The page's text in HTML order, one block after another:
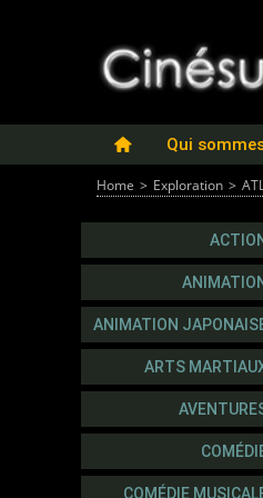
Qui
Home > Exploration >
ANIMATION
ARTS
COMÉDIE